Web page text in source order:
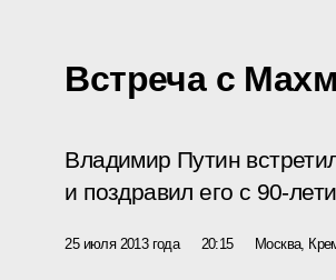
Встреча с
Владимир Путин
и поздравил его с 90-
25 июля 2013 года 20:15 Москва,